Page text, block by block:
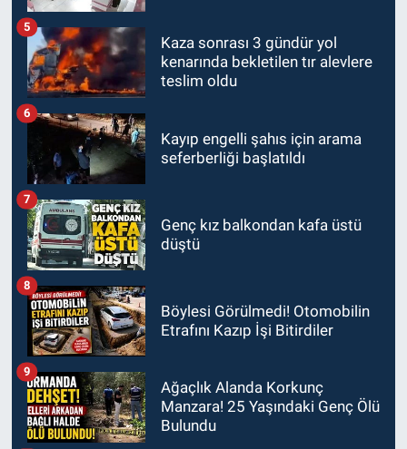
Kaza sonrası 3 gündür yol
kenarında bekletilen tır alevlere
teslim oldu
5
Kayıp engelli şahıs için arama
seferberliği başlatıldı
6
Genç kız balkondan kafa üstü
düştü
7
Böylesi Görülmedi! Otomobilin
Etrafını Kazıp İşi Bitirdiler
8
Ağaçlık Alanda Korkunç
Manzara! 25 Yaşındaki Genç Ölü
Bulundu
9